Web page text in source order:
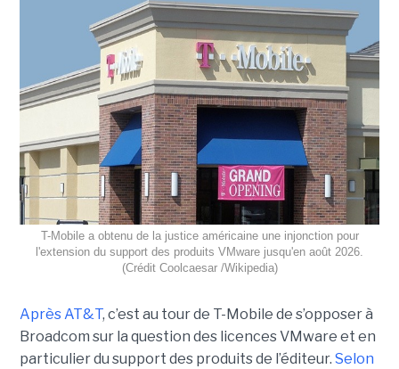
T-Mobile a obtenu de la justice américaine une injonction pour
l'extension du support des produits VMware jusqu'en août 2026.
(Crédit Coolcaesar /Wikipedia)
Après AT&T, c’est au tour de T-Mobile de s’opposer à
Broadcom sur la question des licences VMware et en
particulier du support des produits de l’éditeur. Selon